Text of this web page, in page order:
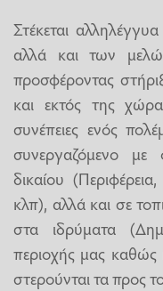
Στέκεται
αλλά και των
προσφέροντας
και εκτός της
συνέπειες ενός
συνεργαζόμενο με
δικαίου
κλπ), αλλά και σε
στα ιδρύματα
περιοχής μας
στερούνται τα προς